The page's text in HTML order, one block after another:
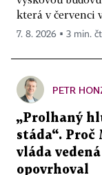
která v červenci
7. 8. 2026 ▪ 3 min.
PETR
„Prolhaný
stáda“.
vláda
opovrhoval